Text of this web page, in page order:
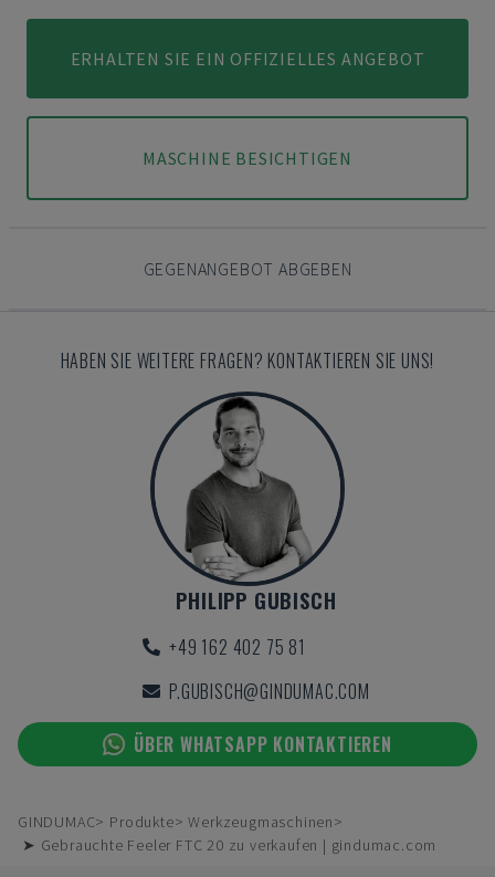
ERHALTEN SIE EIN OFFIZIELLES ANGEBOT
MASCHINE BESICHTIGEN
GEGENANGEBOT ABGEBEN
HABEN SIE WEITERE FRAGEN? KONTAKTIEREN SIE UNS!
PHILIPP GUBISCH
+49 162 402 75 81
P.GUBISCH@GINDUMAC.COM
ÜBER WHATSAPP KONTAKTIEREN
GINDUMAC Produkte
Werkzeugmaschinen
➤ Gebrauchte Feeler FTC 20 zu verkaufen | gindumac.com